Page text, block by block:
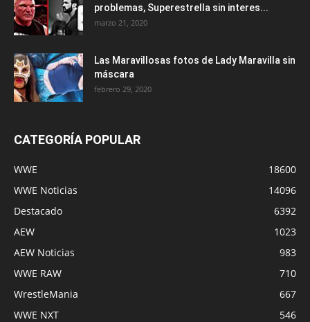
problemas, Superestrella sin interes...
marzo 21, 2020
Las Maravillosas fotos de Lady Maravilla sin
máscara
febrero 29, 2020
CATEGORÍA POPULAR
WWE
18600
WWE Noticias
14096
Destacado
6392
AEW
1023
AEW Noticias
983
WWE RAW
710
WrestleMania
667
WWE NXT
546